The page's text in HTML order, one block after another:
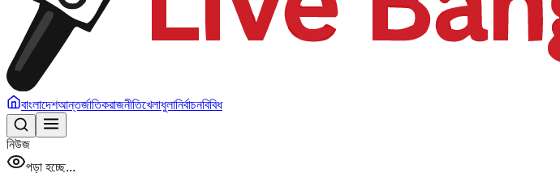
বাংলাদেশআন্তর্জাতিকরাজনীতিখেলাধুলানির্বাচনবিবিধ
নিউজ
পড়া হচ্ছে...